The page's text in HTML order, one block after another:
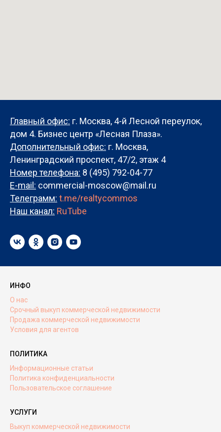
Главный офис: г. Москва, 4-й Лесной переулок,
дом 4. Бизнес центр «Лесная Плаза».
Дополнительный офис: г. Москва,
Ленинградский проспект, 47/2, этаж 4
Номер телефона: 8 (495) 792-04-77
E-mail: commercial-moscow@mail.ru
Телеграмм: t.me/realtycommos
Наш канал: RuTube
ИНФО
О нас
Срочный выкуп коммерческой недвижимости
Продажа коммерческой недвижимости
Условия для агентов
ПОЛИТИКА
Информационные статьи
Политика конфиденциальности
Пользовательское соглашение
УСЛУГИ
Выкуп коммерческой недвижимости